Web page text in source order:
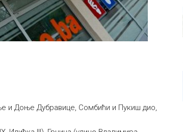
и Доње Дубравице, Сомбићи и Пукиш дио,